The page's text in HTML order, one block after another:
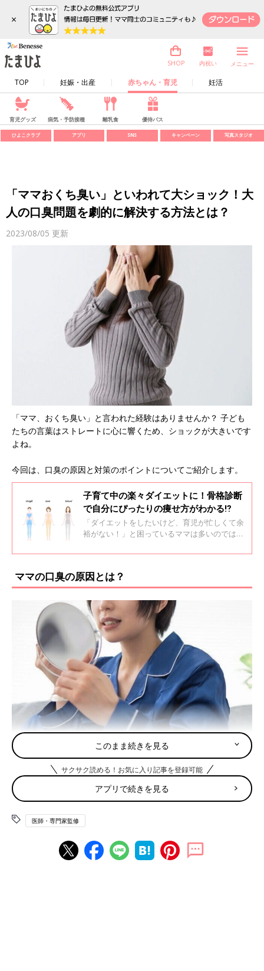
×
TOP 妊娠・出産 赤ちゃん・育児 妊活
SHOP 内祝い メニュー
育児グッズ 病気・予防接種 離乳食 優待パス
ひよこクラブ アプリ SNS キャンペーン 写真スタジオ
「ママおくち臭い」といわれて大ショック！大
人の口臭問題を劇的に解決する方法とは？
2023/08/05 更新
「ママ、おくち臭い」と言われた経験はありませんか？ 子ども
たちの言葉はストレートに心に響くため、ショックが大きいです
よね。
今回は、口臭の原因と対策のポイントについてご紹介します。
子育て中の楽々ダイエットに！骨格診断
で自分にぴったりの痩せ方がわかる⁉
「ダイエットをしたいけど、育児が忙しくて余
裕がない！」と困っているママは多いのではな
くと、効率よくダイエットすることができます
プごとのダイエット方法を解説します。
ママの口臭の原因とは？
口臭の原因には、忙しい生活やストレスなどのさまざまな要素が
関わっています。
子どもを寝かしつけ
磨きをせずに朝を迎えてしまった経験はありませんか？ しか
なぜならば、 歯磨き をしていないことに加え、就寝中は自浄・殺
菌効果のある唾液の分泌量が減少して口の中の細菌が繁殖しやす
このまま続きを見る
サクサク読める！お気に入り記事を登録可能
アプリで続きを見る
医師・専門家監修